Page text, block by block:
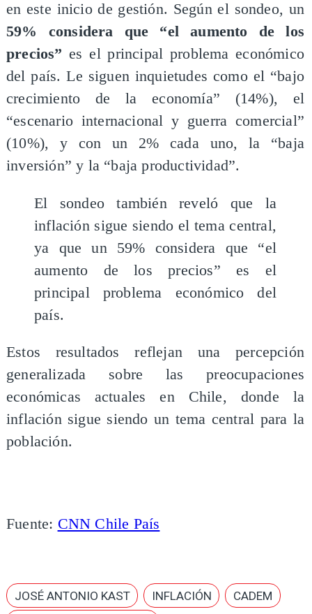
en este inicio de gestión. Según el sondeo, un
59% considera que “el aumento de los
precios” es el principal problema económico
del país. Le siguen inquietudes como el “bajo
crecimiento de la economía” (14%), el
“escenario internacional y guerra comercial”
(10%), y con un 2% cada uno, la “baja
inversión” y la “baja productividad”.
El sondeo también reveló que la
inflación sigue siendo el tema central,
ya que un 59% considera que “el
aumento de los precios” es el
principal problema económico del
país.
Estos resultados reflejan una percepción
generalizada sobre las preocupaciones
económicas actuales en Chile, donde la
inflación sigue siendo un tema central para la
población.
Fuente: CNN Chile País
JOSÉ ANTONIO KAST INFLACIÓN
CADEM